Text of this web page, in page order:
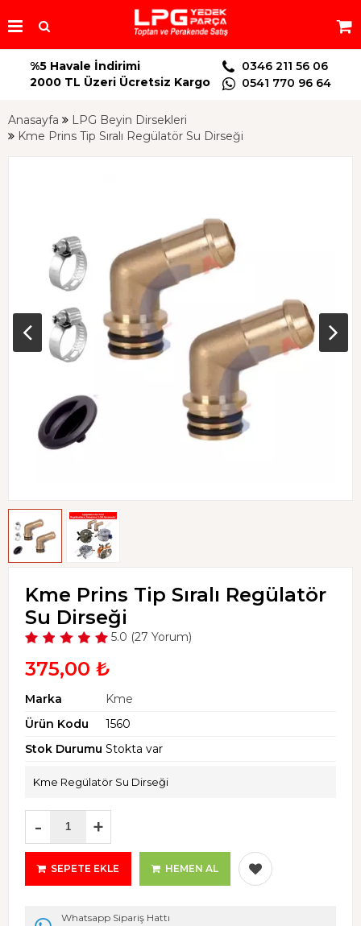
%5 Havale İndirimi
2000 TL Üzeri Ücretsiz Kargo
0346 211 56 06
0541 770 96 64
Anasayfa
LPG Beyin Dirsekleri
Kme Prins Tip Sıralı Regülatör Su Dirseği
Kme Prins Tip Sıralı Regülatör
Su Dirseği
5.0 (27 Yorum)
375,00 ₺
Marka
Kme
Ürün Kodu
1560
Stok Durumu Stokta var
Kme Regülatör Su Dirseği
- +
SEPETE EKLE HEMEN AL
Whatsapp Sipariş Hattı